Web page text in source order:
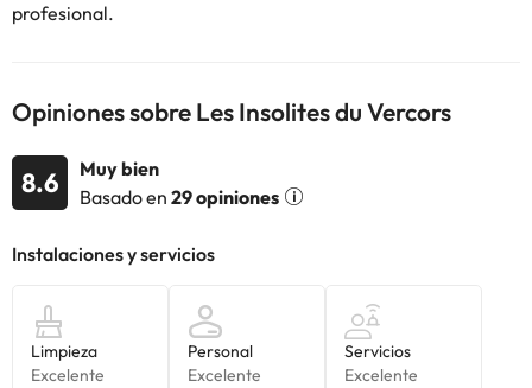
profesional.
Opiniones sobre Les Insolites du Vercors
8.6
Muy bien
Basado en 29 opiniones